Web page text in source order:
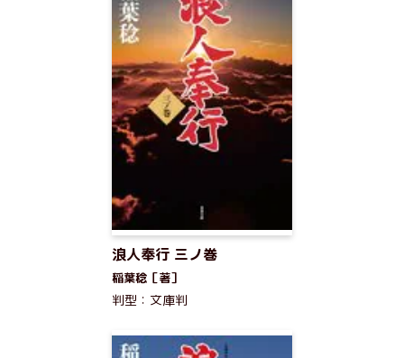
浪人奉行 三ノ巻
稲葉稔［著］
判型：文庫判